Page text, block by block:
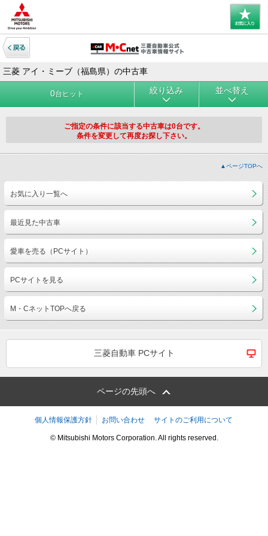
三菱 アイ・ミーブ（福島県）の中古車
0台ヒット 絞り込み 並べ替え
ご指定の条件に該当する中古車は0台です。
条件を変更して再度お探し下さい。
▲ページTOPへ
お気に入り一覧へ
最近見た中古車
愛車を売る（PCサイト）
PCサイトを見る
M・CネットTOPへ戻る
三菱自動車 PCサイト
ページの先頭へ
個人情報保護方針 お問い合わせ サイトのご利用について
© Mitsubishi Motors Corporation. All rights reserved.